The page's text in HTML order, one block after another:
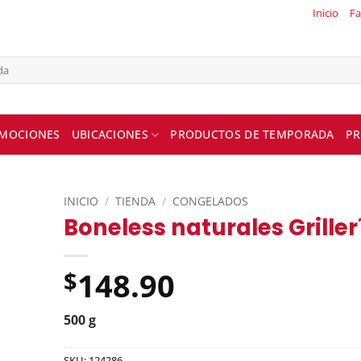
Inicio
UBICACIONES PRODUCTOS DE TEMPORADA
INICIO / TIENDA / CONGELADOS
Boneless naturales
$148.90
500 g